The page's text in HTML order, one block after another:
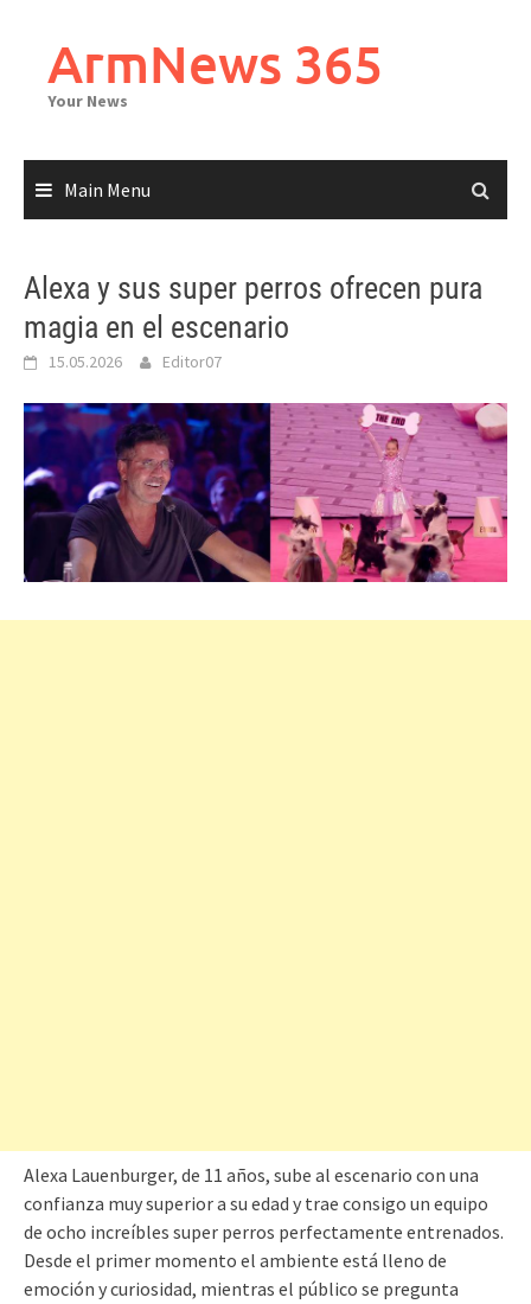
contentArmNews 365
Your News
Main Menu
Alexa y sus super perros ofrecen pura
magia en el escenario
15.05.2026 Editor07
Alexa Lauenburger, de 11 años, sube al escenario con una
confianza muy superior a su edad y trae consigo un equipo
de ocho increíbles super perros perfectamente entrenados.
Desde el primer momento el ambiente está lleno de
emoción y curiosidad, mientras el público se pregunta